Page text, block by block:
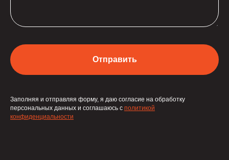
Отправить
Заполняя и отправляя форму, я даю согласие на обработку
персональных данных и соглашаюсь с политикой
конфиденциальности
2 МЕСЯЦА РЕКЛАМЫ В 2ГИС В